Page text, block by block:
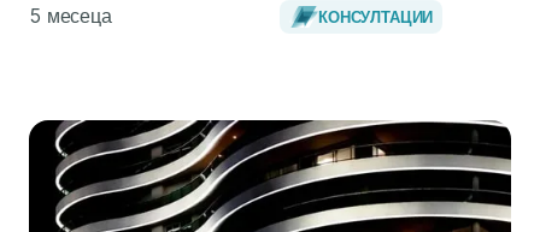
5 месеца КОНСУЛТАЦИИ